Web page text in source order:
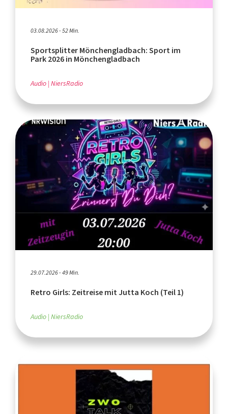
03.08.2026 - 52 Min.
Sportsplitter Mönchengladbach: Sport im
Park 2026 in Mönchengladbach
Audio NiersRadio
29.07.2026 - 49 Min.
Retro Girls: Zeitreise mit Jutta Koch (Teil 1)
Audio NiersRadio